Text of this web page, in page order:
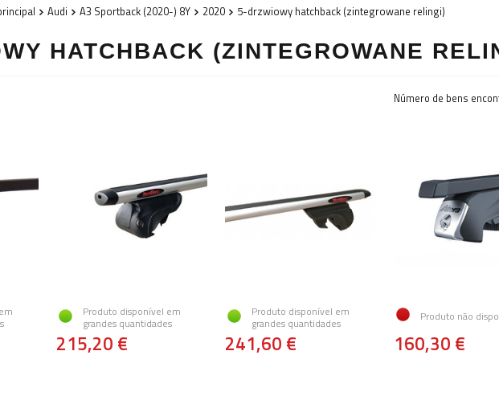
Audi A3 Sportback (2020-) 8Y 2020 5-drzwiowy hatchback (zintegrowane relingi)
HATCHBACK (ZINTEGROWANE
Número de bens
Produto disponível em
grandes quantidades
215,20 €
Produto disponível em
grandes quantidades
241,60 €
Produto não
160,30 €